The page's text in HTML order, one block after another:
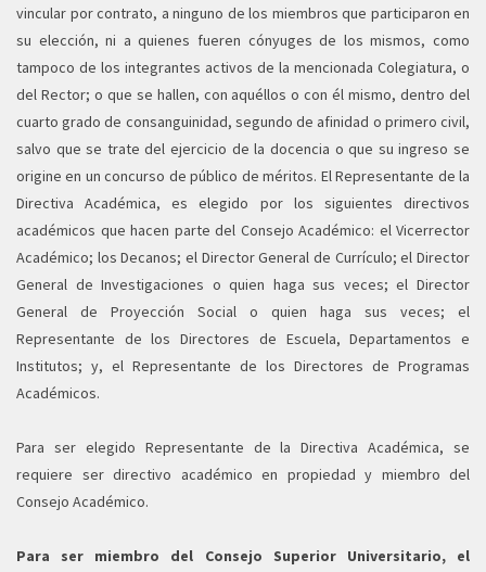
vincular por contrato, a ninguno de los miembros que participaron en
su elección, ni a quienes fueren cónyuges de los mismos, como
tampoco de los integrantes activos de la mencionada Colegiatura, o
del Rector; o que se hallen, con aquéllos o con él mismo, dentro del
cuarto grado de consanguinidad, segundo de afinidad o primero civil,
salvo que se trate del ejercicio de la docencia o que su ingreso se
origine en un concurso de público de méritos. El Representante de la
Directiva Académica, es elegido por los siguientes directivos
académicos que hacen parte del Consejo Académico: el Vicerrector
Académico; los Decanos; el Director General de Currículo; el Director
General de Investigaciones o quien haga sus veces; el Director
General de Proyección Social o quien haga sus veces; el
Representante de los Directores de Escuela, Departamentos e
Institutos; y, el Representante de los Directores de Programas
Académicos.
Para ser elegido Representante de la Directiva Académica, se
requiere ser directivo académico en propiedad y miembro del
Consejo Académico.
Para ser miembro del Consejo Superior Universitario, el